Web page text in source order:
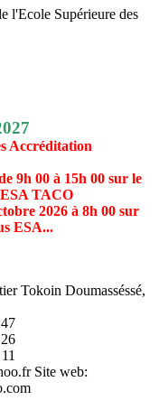
l'Ecole Supérieure des
Accréditation
9h 00 à 15h 00 sur le
TACO
2026 à 8h 00 sur
ESA...
Tokoin Doumasséssé,
Site web: